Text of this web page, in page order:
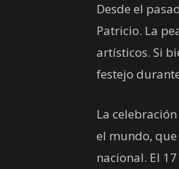
Desde el
Patricio. La
artísticos. Si
festejo
La
el mundo,
nacional. El